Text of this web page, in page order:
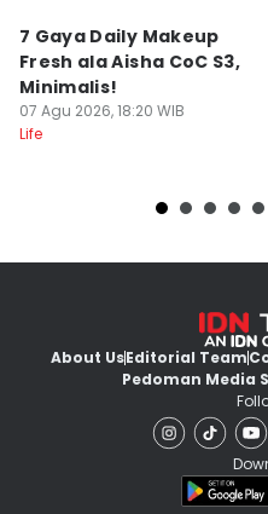
7 Gaya Daily Makeup
Fresh ala Aisha CoC S3,
Minimalis!
07 Agu 2026, 18:20 WIB
Life
About UsEditorial Team
Pedoman Media